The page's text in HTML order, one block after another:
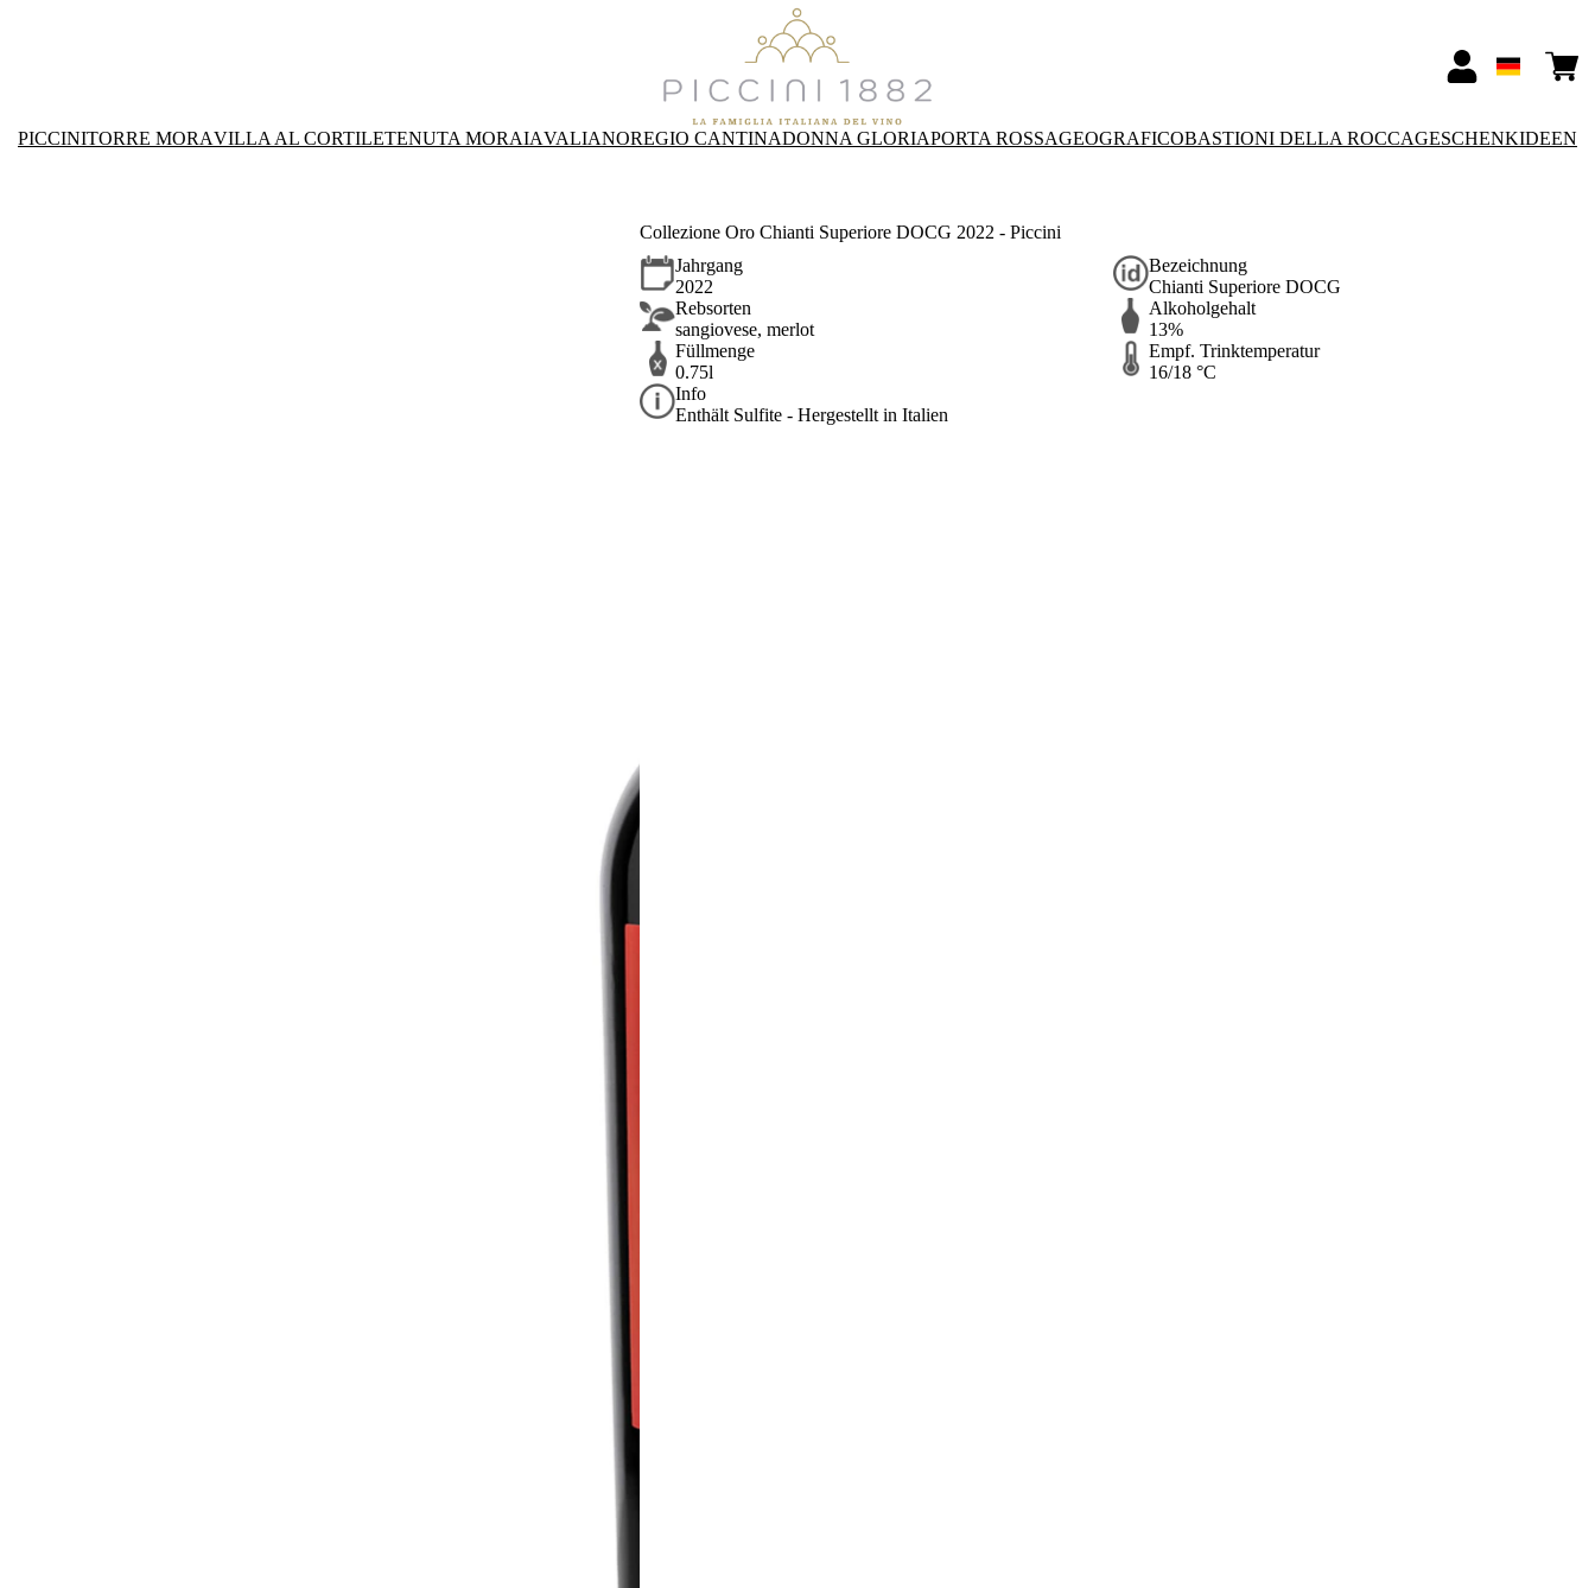
PICCINITORRE MORAVILLA AL CORTILETENUTA MORAIAVALIANOREGIO CANTINADONNA GLORIAPORTA ROSSAGEOGRAFICOBASTIONI DELLA ROCCAGESCHENKIDEEN
Collezione Oro Chianti Superiore DOCG 2022 - Piccini
Jahrgang
2022
Bezeichnung
Chianti Superiore DOCG
Rebsorten
sangiovese, merlot
Alkoholgehalt
13%
Füllmenge
0.75l
Empf. Trinktemperatur
16/18 °C
Info
Enthält Sulfite - Hergestellt in Italien